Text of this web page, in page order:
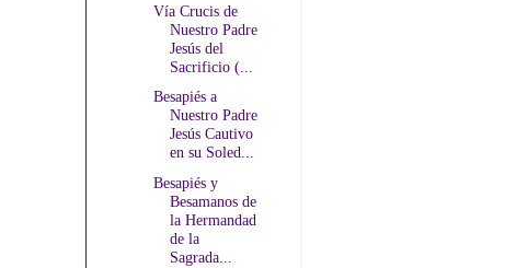
Vía Crucis de
Nuestro Padre
Jesús del
Sacrificio (...
Besapiés a
Nuestro Padre
Jesús Cautivo
en su Soled...
Besapiés y
Besamanos de
la Hermandad
de la
Sagrada...